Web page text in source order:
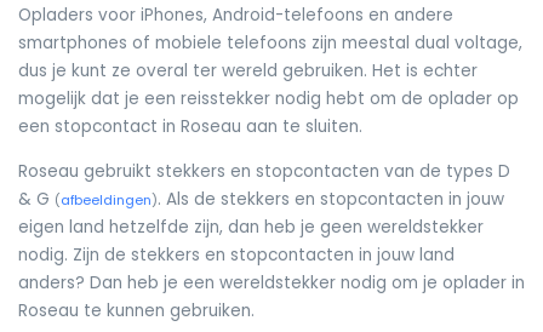
Opladers voor iPhones, Android-telefoons en andere
smartphones of mobiele telefoons zijn meestal dual voltage,
dus je kunt ze overal ter wereld gebruiken. Het is echter
mogelijk dat je een reisstekker nodig hebt om de oplader op
een stopcontact in Roseau aan te sluiten.
Roseau gebruikt stekkers en stopcontacten van de types D
& G (afbeeldingen). Als de stekkers en stopcontacten in jouw
eigen land hetzelfde zijn, dan heb je geen wereldstekker
nodig. Zijn de stekkers en stopcontacten in jouw land
anders? Dan heb je een wereldstekker nodig om je oplader in
Roseau te kunnen gebruiken.